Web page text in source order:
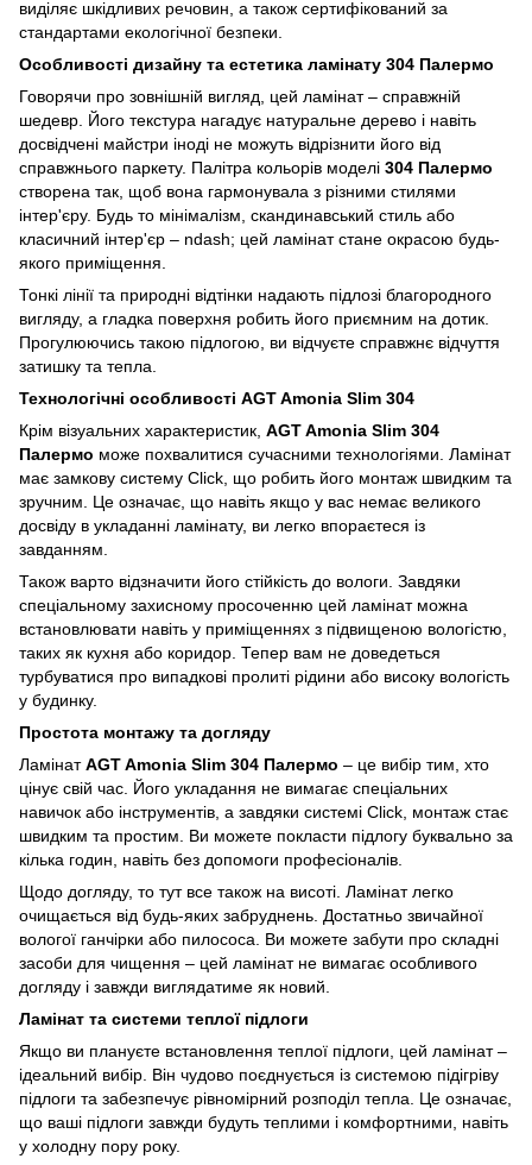
виділяє шкідливих речовин, а також сертифікований за
стандартами екологічної безпеки.
Особливості дизайну та естетика ламінату 304 Палермо
Говорячи про зовнішній вигляд, цей ламінат – справжній
шедевр. Його текстура нагадує натуральне дерево і навіть
досвідчені майстри іноді не можуть відрізнити його від
справжнього паркету. Палітра кольорів моделі 304 Палермо
створена так, щоб вона гармонувала з різними стилями
інтер'єру. Будь то мінімалізм, скандинавський стиль або
класичний інтер'єр – ndash; цей ламінат стане окрасою будь-
якого приміщення.
Тонкі лінії та природні відтінки надають підлозі благородного
вигляду, а гладка поверхня робить його приємним на дотик.
Прогулюючись такою підлогою, ви відчуєте справжнє відчуття
затишку та тепла.
Технологічні особливості AGT Amonia Slim 304
Крім візуальних характеристик, AGT Amonia Slim 304
Палермо може похвалитися сучасними технологіями. Ламінат
має замкову систему Click, що робить його монтаж швидким та
зручним. Це означає, що навіть якщо у вас немає великого
досвіду в укладанні ламінату, ви легко впораєтеся із
завданням.
Також варто відзначити його стійкість до вологи. Завдяки
спеціальному захисному просоченню цей ламінат можна
встановлювати навіть у приміщеннях з підвищеною вологістю,
таких як кухня або коридор. Тепер вам не доведеться
турбуватися про випадкові пролиті рідини або високу вологість
у будинку.
Простота монтажу та догляду
ЛамінатAGT Amonia Slim 304 Палермо – це вибір тим, хто
цінує свій час. Його укладання не вимагає спеціальних
навичок або інструментів, а завдяки системі Click, монтаж стає
швидким та простим. Ви можете покласти підлогу буквально за
кілька годин, навіть без допомоги професіоналів.
Щодо догляду, то тут все також на висоті. Ламінат легко
очищається від будь-яких забруднень. Достатньо звичайної
вологої ганчірки або пилососа. Ви можете забути про складні
засоби для чищення – цей ламінат не вимагає особливого
догляду і завжди виглядатиме як новий.
Ламінат та системи теплої підлоги
Якщо ви плануєте встановлення теплої підлоги, цей ламінат –
ідеальний вибір. Він чудово поєднується із системою підігріву
підлоги та забезпечує рівномірний розподіл тепла. Це означає,
що ваші підлоги завжди будуть теплими і комфортними, навіть
у холодну пору року.